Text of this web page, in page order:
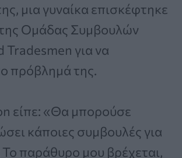
μια γυναίκα επισκέφτηκε
Ομάδας Συμβουλών
Tradesmen για να
πρόβλημά της.
είπε: «Θα μπορούσε
κάποιες συμβουλές για
Το παράθυρο μου βρέχεται,